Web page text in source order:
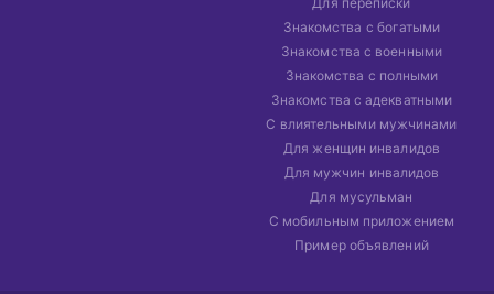
Знакомства с богатыми
Знакомства с военными
Знакомства с полными
Знакомства с адекватными
С влиятельными мужчинами
Для женщин инвалидов
Для мужчин инвалидов
Для мусульман
С мобильным приложением
Пример объявлений